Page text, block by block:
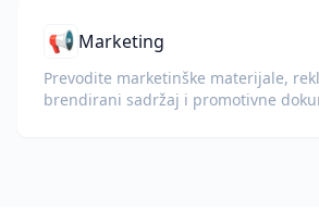
📢 Marketing
Prevodite marketinške materijale,
brendirani sadržaj i promotivne